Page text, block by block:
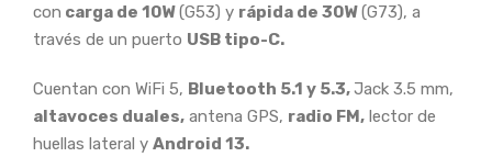
con carga de 10W(G53) y rápida de 30W(G73), a
través de un puerto USB tipo-C.
Cuentan con WiFi 5, Bluetooth 5.1 y 5.3,Jack 3.5 mm,
altavoces duales, antena GPS, radio FM, lector de
huellas lateral y Android 13.